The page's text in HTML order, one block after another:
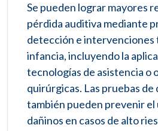
Se pueden lograr mayores
pérdida auditiva mediante
detección e intervenciones
infancia, incluyendo la
tecnologías de asistencia o
quirúrgicas. Las pruebas
también pueden prevenir el
dañinos en casos de alto